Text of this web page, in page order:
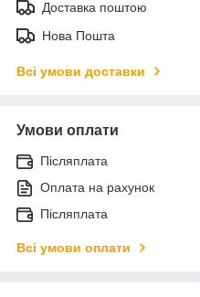
Доставка поштою
Нова Пошта
Всі умови доставки
Умови оплати
Післяплата
Оплата на рахунок
Післяплата
Всі умови оплати